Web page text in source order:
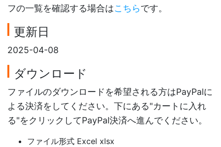
フの一覧を確認する場合はこちらです。
更新日
2025-04-08
ダウンロード
ファイルのダウンロードを希望される方はPayPalに
よる決済をしてください。下にある"カートに入れ
る"をクリックしてPayPal決済へ進んでください。
ファイル形式 Excel xlsx